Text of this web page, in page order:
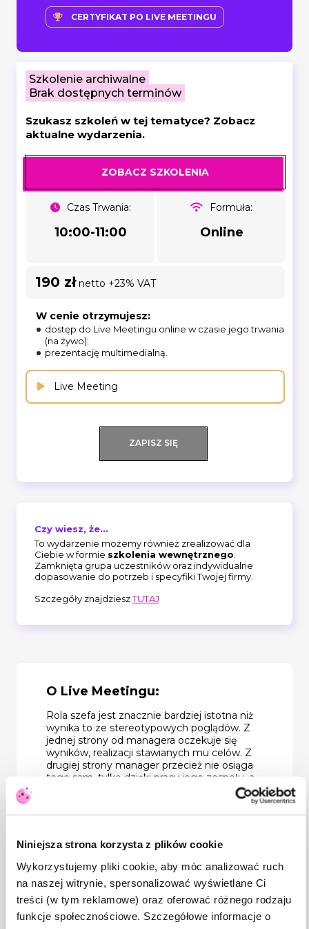
Niniejsza strona korzysta z plików cookie
Wykorzystujemy pliki cookie, aby móc analizować ruch
na naszej witrynie, spersonalizować wyświetlane Ci
treści (w tym reklamowe) oraz oferować różnego rodzaju
funkcje społecznościowe. Szczegółowe informacje o
CERTYFIKAT PO LIVE MEETINGU
Szkolenie archiwalne
Brak dostępnych terminów
Szukasz szkoleń w tej tematyce? Zobacz
aktualne wydarzenia.
ZOBACZ SZKOLENIA
Czas Trwania:
10:00-11:00
Formuła:
Online
190 złnetto +23% VAT
W cenie otrzymujesz:
dostęp do Live Meetingu online w czasie jego trwania
(na żywo);
prezentację multimedialną.
Live Meeting
ZAPISZ SIĘ
Czy wiesz, że...
To wydarzenie możemy również zrealizować dla
Ciebie w formie szkolenia wewnętrznego
Zamknięta grupa uczestników oraz indywidualne
dopasowanie do potrzeb i specyfiki Twojej firmy.
Szczegóły znajdzieszTUTAJ
O Live Meetingu:
Rola szefa jest znacznie bardziej istotna niż
wynika to ze stereotypowych poglądów. Z
jednej strony od managera oczekuje się
wyników, realizacji stawianych mu celów. Z
drugiej strony manager przecież nie osiąga
tego sam, tylko dzięki pracy jego zespołu, a
tu istotne są relacje, jakie tworzy ze swoimi
więc manager musi umieć budować
zaufanie w relacjach ze swoimi
podwładnymi. Jest wiele aspektów, które
należy brać pod uwagę w tej kwestii, m.in.
relację pracy vs życie osobiste, poczucie
autonomii i wpływu, czas spędzany ze
współpracownikami, szacunek dla granic